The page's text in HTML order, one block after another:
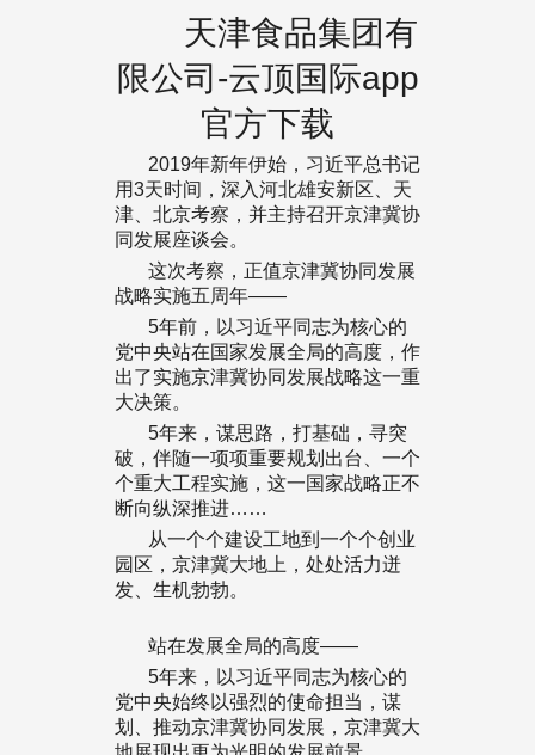
天津食品集团有
限公司-云顶国际app
官方下载
2019年新年伊始，习近平总书记
用3天时间，深入河北雄安新区、天
津、北京考察，并主持召开京津冀协
同发展座谈会。
这次考察，正值京津冀协同发展
战略实施五周年——
5年前，以习近平同志为核心的
党中央站在国家发展全局的高度，作
出了实施京津冀协同发展战略这一重
大决策。
5年来，谋思路，打基础，寻突
破，伴随一项项重要规划出台、一个
个重大工程实施，这一国家战略正不
断向纵深推进……
从一个个建设工地到一个个创业
园区，京津冀大地上，处处活力迸
发、生机勃勃。
站在发展全局的高度——
5年来，以习近平同志为核心的
党中央始终以强烈的使命担当，谋
划、推动京津冀协同发展，京津冀大